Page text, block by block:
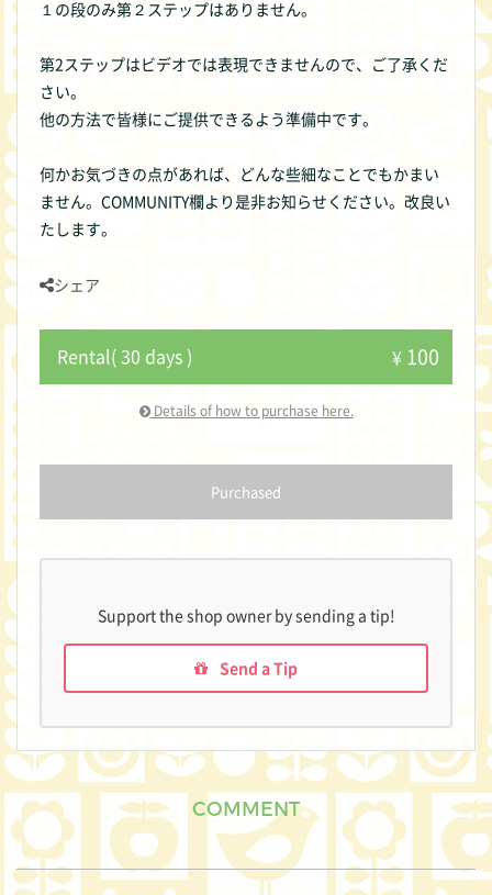
１の段のみ第２ステップはありません。
第2ステップはビデオでは表現できませんので、ご了承くだ
さい。
他の方法で皆様にご提供できるよう準備中です。
何かお気づきの点があれば、どんな些細なことでもかまい
ません。COMMUNITY欄より是非お知らせください。改良い
たします。
シェア
Rental( 30 days ) ¥ 100
Details of how to purchase here.
Purchased
Support the shop owner by sending a tip!
Send a Tip
COMMENT